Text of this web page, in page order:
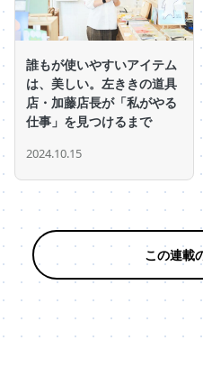
誰もが使いやすいアイテム
は、美しい。左ききの道具
店・加藤店長が「私がやる
仕事」を見つけるまで
2024.10.15
この連載